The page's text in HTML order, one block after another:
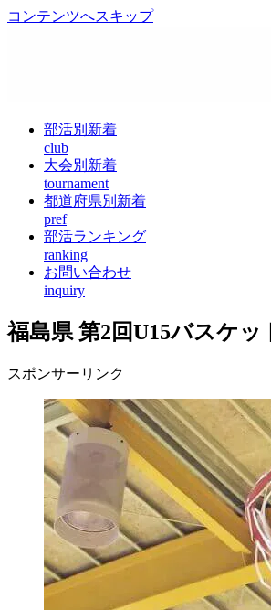
コンテンツへスキップ
部活別新着
club
大会別新着
tournament
都道府県別新着
pref
部活ランキング
ranking
お問い合わせ
inquiry
福島県 第2回U15バスケ
スポンサーリンク